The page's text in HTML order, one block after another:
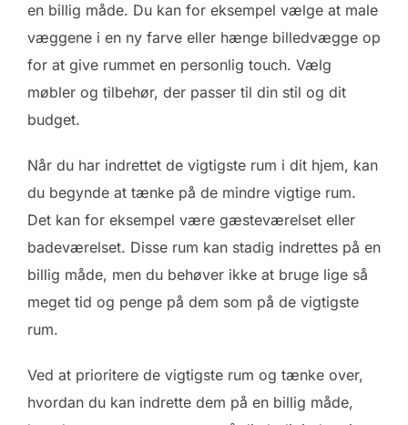
en billig måde. Du kan for eksempel vælge at male
væggene i en ny farve eller hænge billedvægge op
for at give rummet en personlig touch. Vælg
møbler og tilbehør, der passer til din stil og dit
budget.
Når du har indrettet de vigtigste rum i dit hjem, kan
du begynde at tænke på de mindre vigtige rum.
Det kan for eksempel være gæsteværelset eller
badeværelset. Disse rum kan stadig indrettes på en
billig måde, men du behøver ikke at bruge lige så
meget tid og penge på dem som på de vigtigste
rum.
Ved at prioritere de vigtigste rum og tænke over,
hvordan du kan indrette dem på en billig måde,